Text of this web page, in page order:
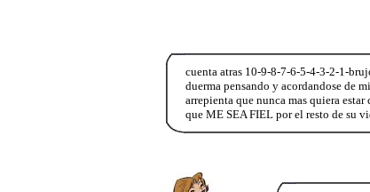
cuenta atras 10-9-8-7-6-5-4-3-2-1-
duerma pensando y acordandose de
arrepienta que nunca mas quiera
que ME SEA FIEL por el resto de su